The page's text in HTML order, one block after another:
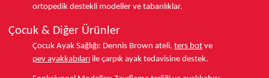
ortopedik destekli modeller ve tabanlıklar.
Çocuk & Diğer Ürünler
Çocuk Ayak Sağlığı: Dennis Brown ateli, ters bot ve
pev ayakkabıları ile çarpık ayak tedavisine destek.